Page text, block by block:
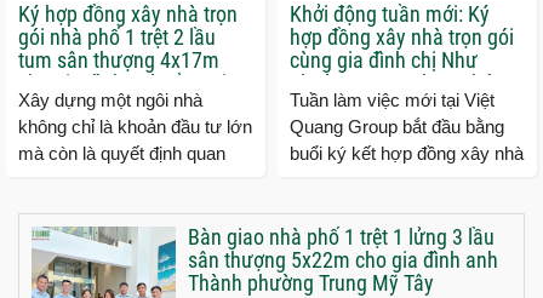
Ký hợp đồng xây nhà trọn
gói nhà phố 1 trệt 2 lầu
tum sân thượng 4x17m
cho gia đình anh Cầu tại
Quận 9 TP.HCM
Xây dựng một ngôi nhà
không chỉ là khoản đầu tư lớn
mà còn là quyết định quan
Khởi động tuần mới: Ký
hợp đồng xây nhà trọn gói
cùng gia đình chị Như
phường Tăng Nhơn Phú
tP.HCM
Tuần làm việc mới tại Việt
Quang Group bắt đầu bằng
buổi ký kết hợp đồng xây nhà
Bàn giao nhà phố 1 trệt 1 lửng 3 lầu
sân thượng 5x22m cho gia đình anh
Thành phường Trung Mỹ Tây